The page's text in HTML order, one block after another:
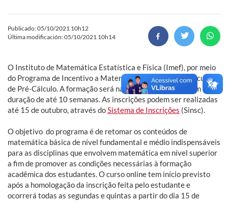
Publicado: 05/10/2021 10h12
Última modificación: 05/10/2021 10h14
O Instituto de Matemática Estatística e Física (Imef), por meio
do Programa de Incentivo a Matemática (Prima), divulga curso
de Pré-Cálculo. A formação será na modalidade online com
duração de até 10 semanas. As inscrições podem ser realizadas
até 15 de outubro, através do Sistema de Inscrições (Sinsc).
O objetivo do programa é de retomar os conteúdos de
matemática básica de nível fundamental e médio indispensáveis
para as disciplinas que envolvem matemática em nível superior
a fim de promover as condições necessárias à formação
acadêmica dos estudantes. O curso online tem início previsto
após a homologação da inscrição feita pelo estudante e
ocorrerá todas as segundas e quintas a partir do dia 15 de